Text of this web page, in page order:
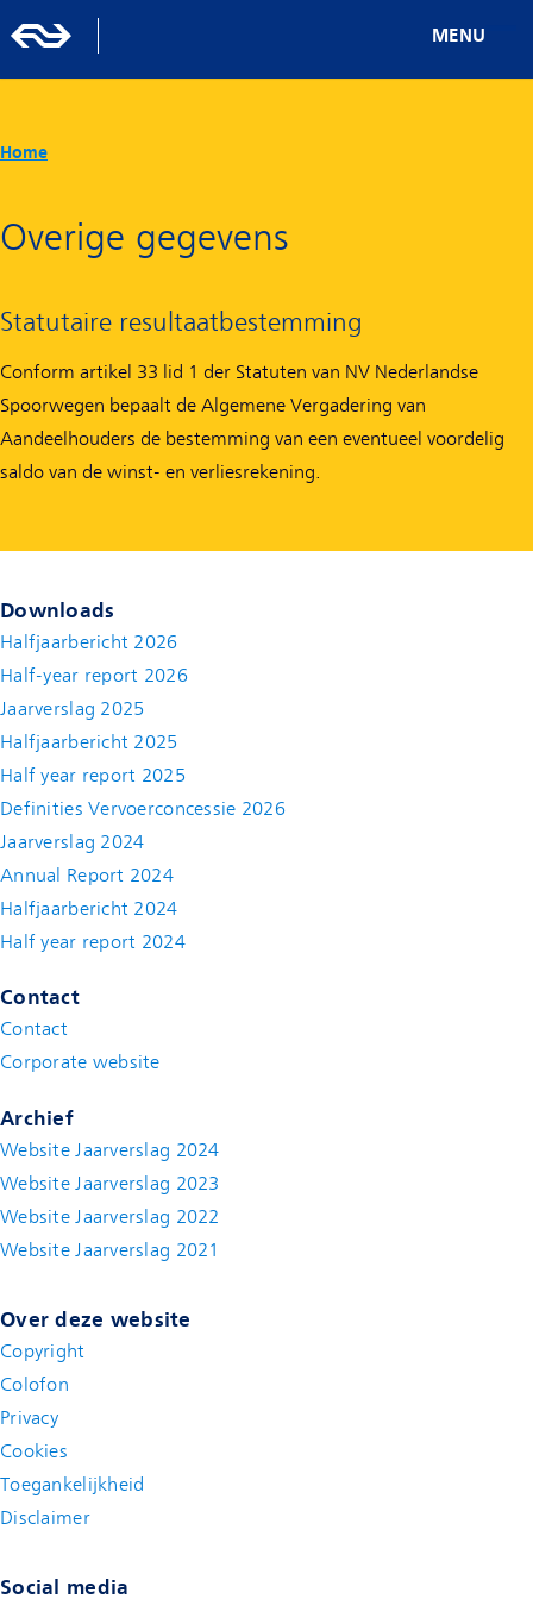
MENU
Home
Overige gegevens
Statutaire resultaatbestemming
Conform artikel 33 lid 1 der Statuten van NV Nederlandse
Spoorwegen bepaalt de Algemene Vergadering van
Aandeelhouders de bestemming van een eventueel voordelig
saldo van de winst- en verliesrekening.
Downloads
Halfjaarbericht 2026
Half-year report 2026
Jaarverslag 2025
Halfjaarbericht 2025
Half year report 2025
Definities Vervoerconcessie 2026
Jaarverslag 2024
Annual Report 2024
Halfjaarbericht 2024
Half year report 2024(new window)
Contact
Contact
Corporate website
Archief
Website Jaarverslag 2024
Website Jaarverslag 2023
Website Jaarverslag 2022
Website Jaarverslag 2021
Over deze website
Copyright
Colofon
Privacy
Cookies
Toegankelijkheid
Disclaimer(new window)
Social media